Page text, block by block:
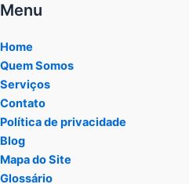
Menu
Home
Quem Somos
Serviços
Contato
Política de privacidade
Blog
Mapa do Site
Glossário